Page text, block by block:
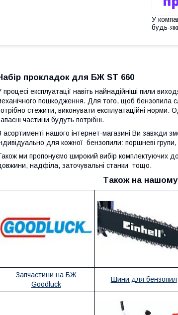
У
будь-
прокладок для БЖ ST 660
процесі експлуатації навіть найнадійніші пили
пошкодження. Для того, щоб бензопила
стежити, виконувати експлуатаційні норми.
частини будуть потрібні.
асортименті нашого інтернет-магазині Ви завжди
для кожної бензопили: поршневі
ми пропонуємо широкий вибір комплектуючих
надфіла, заточувальні станки тощо.
Також на нашому
Запчастини на БЖ
Goodluck
Шини для бензопил